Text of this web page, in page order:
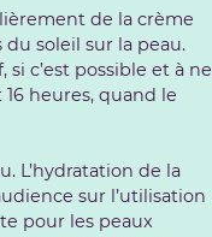
de la crème
du soleil sur la peau.
c’est possible et à ne
heures, quand le
L’hydratation de la
sur l’utilisation
pour les peaux